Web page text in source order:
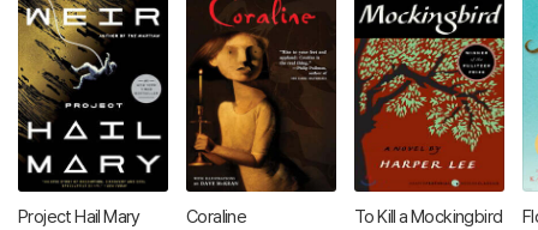
Project Hail Mary Coraline To Kill a Mockingbird